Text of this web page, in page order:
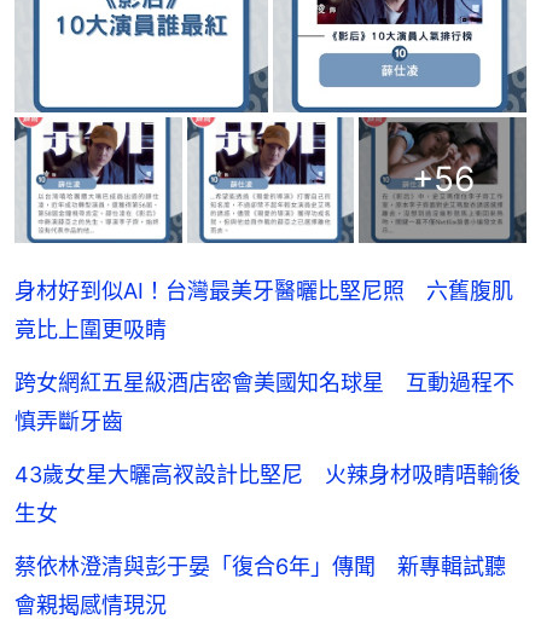
+56
身材好到似AI！台灣最美牙醫曬比堅尼照 六舊腹肌
竟比上圍更吸睛
跨女網紅五星級酒店密會美國知名球星 互動過程不
慎弄斷牙齒
43歲女星大曬高衩設計比堅尼 火辣身材吸睛唔輸後
生女
蔡依林澄清與彭于晏「復合6年」傳聞 新專輯試聽
會親揭感情現況